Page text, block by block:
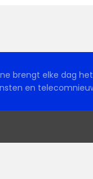
brengt elke dag
en